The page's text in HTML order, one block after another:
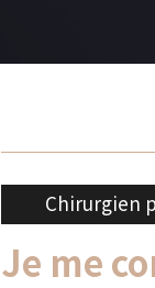
Chirurgien
Je me